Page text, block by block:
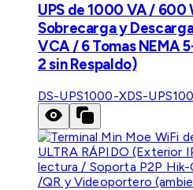
UPS de 1000 VA /
Sobrecarga y
VCA / 6 Tomas NEMA
2 sin Respaldo)
DS-UPS1000-XDS-